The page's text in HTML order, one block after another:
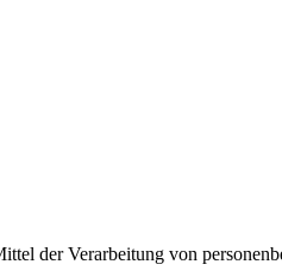
der Verarbeitung von